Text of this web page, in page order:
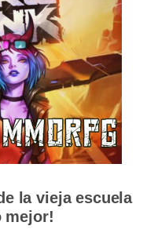
la vieja escuela
mejor!